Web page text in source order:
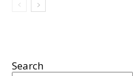
Search